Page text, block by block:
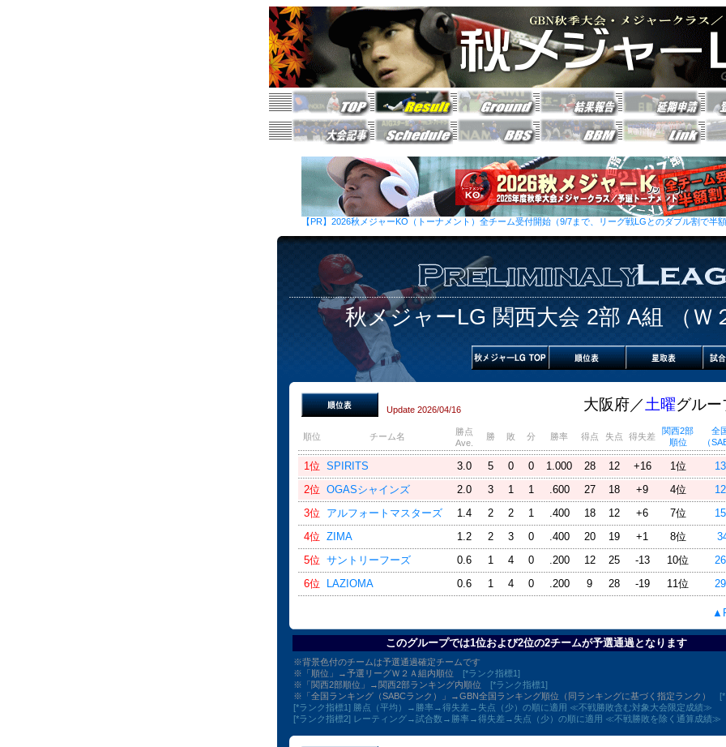
【PR】2026秋メジャーKO（トーナメント）全チーム受付開始（9/7まで、リーグ戦LGとのダブル割で半額
秋メジャーLG 関西大会 2部 A組 （Ｗ
Update 2026/04/16 大阪府／ 土曜グル
順位 チーム名
勝点
Ave.
勝 敗 分 勝率 得点 失点 得失差
関西2部
順位
全
（
1位 SPIRITS 3.0 5 0 0 1.000 28 12 +16 1位
2位 OGASシャインズ 2.0 3 1 1 .600 27 18 +9 4位
3位
アルフォートマスターズ 1.4 2 2 1 .400 18 12 +6 7位
4位 ZIMA 1.2 2 3 0 .400 20 19 +1 8位
5位 サントリーフーズ 0.6 1 4 0 .200 12 25 -13 10位
6位
LAZIOMA 0.6 1 4 0 .200 9 28 -19 11位
このグループでは1位および2位の2チームが予選通過となります
※背景色付のチームは予選通過確定チームです
※「順位」→予選リーグＷ２Ａ組内順位 [*ランク指標1]
※「関西2部順位」→関西2部ランキング内順位 [*ランク指標1]
※「全国ランキング（SABCランク）」→GBN全国ランキング順位（同ランキングに基づく指定ランク）
[*ランク指標1] 勝点（平均）→勝率→得失差→失点（少）の順に適用 ≪不戦勝敗含む対象大会限定成績≫
[*ランク指標2] レーティング→試合数→勝率→得失差→失点（少）の順に適用 ≪不戦勝敗を除く通算成績≫